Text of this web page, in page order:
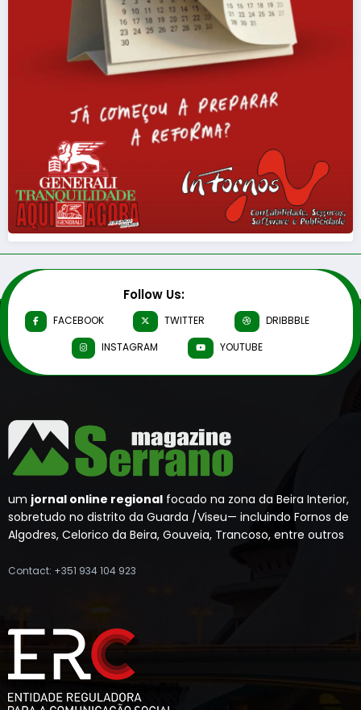
Follow Us:
FACEBOOK TWITTER
DRIBBBLE
INSTAGRAM
YOUTUBE
um jornal online regional focado na zona da Beira Interior,
sobretudo no distrito da Guarda /Viseu— incluindo Fornos de
Algodres, Celorico da Beira, Gouveia, Trancoso, entre outros
Contact: +351 934 104 923